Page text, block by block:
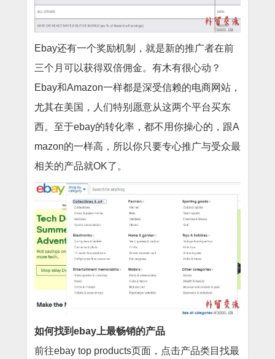
Ebay还有一个奖励机制，就是新的推广者在前
三个月可以获得双倍佣金。有木有很心动？
Ebay和Amazon一样都是深受信赖的电商网站，
尤其在美国，人们特别愿意从这两个平台买东
西。至于ebay的转化率，都不用你操心的，跟A
mazon的一样高，所以你只要专心推广与受众最
相关的产品就OK了。
如何找到ebay上最畅销的产品
前往ebay top products页面，点击产品类目找最